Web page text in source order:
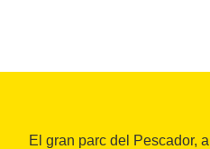
El gran parc del Pescador, a